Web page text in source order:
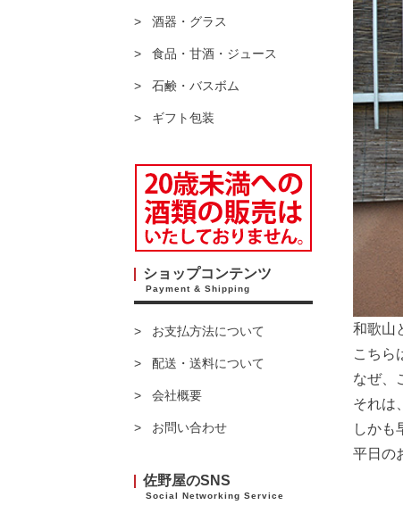
酒器・グラス
食品・甘酒・ジュース
石鹸・バスボム
ギフト包装
ショップコンテンツ
Payment & Shipping
お支払方法について
配送・送料について
会社概要
お問い合わせ
佐野屋のSNS
Social Networking Service
和歌山
こちら
なぜ、
それは
しかも
平日の